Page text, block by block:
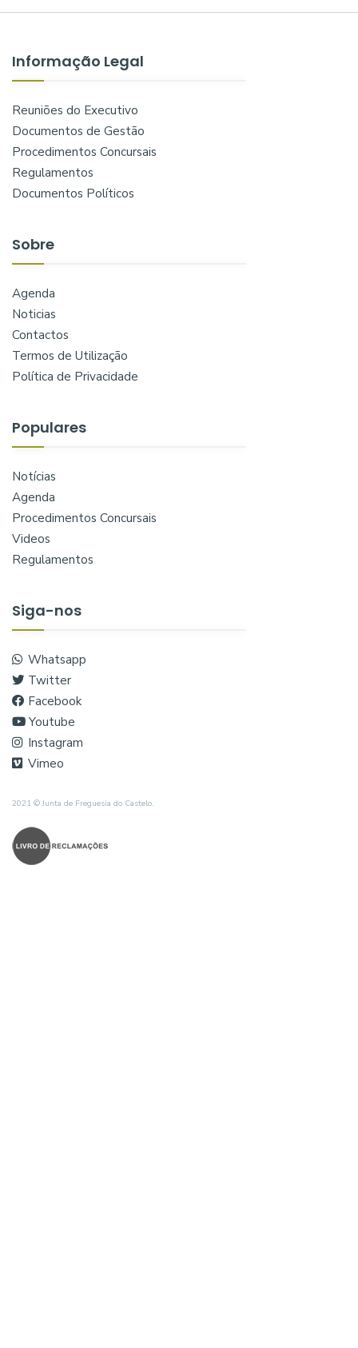
Informação Legal
Reuniões do Executivo
Documentos de Gestão
Procedimentos Concursais
Regulamentos
Documentos Políticos
Sobre
Agenda
Noticias
Contactos
Termos de Utilização
Política de Privacidade
Populares
Notícias
Agenda
Procedimentos Concursais
Videos
Regulamentos
Siga-nos
Whatsapp
Twitter
Facebook
Youtube
Instagram
Vimeo
2021 © Junta de Freguesia do Castelo.